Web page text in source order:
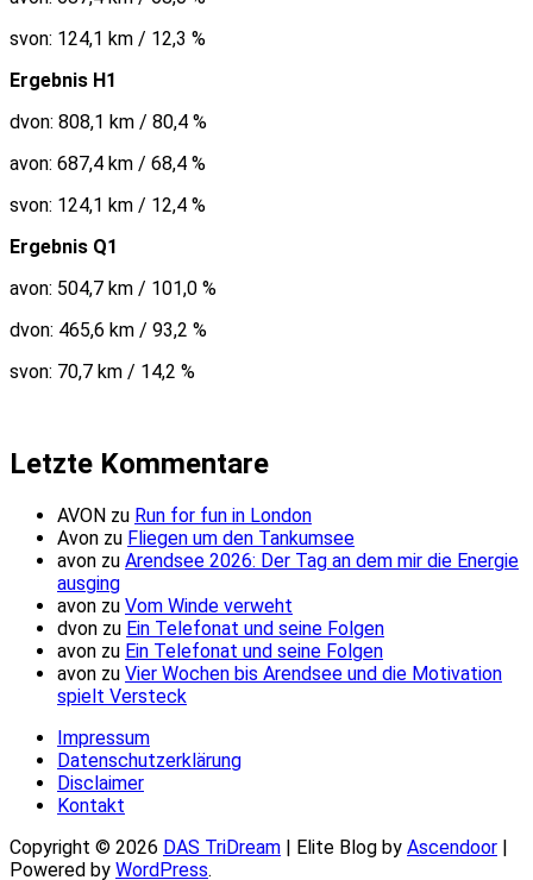
svon: 124,1 km / 12,3 %
Ergebnis H1
dvon: 808,1 km / 80,4 %
avon: 687,4 km / 68,4 %
svon: 124,1 km / 12,4 %
Ergebnis Q1
avon: 504,7 km / 101,0 %
dvon: 465,6 km / 93,2 %
svon: 70,7 km / 14,2 %
Letzte Kommentare
AVON zu Run for fun in London
Avon zu Fliegen um den Tankumsee
avon zu Arendsee 2026: Der Tag an dem mir die Energie
ausging
avon zu Vom Winde verweht
dvon zu Ein Telefonat und seine Folgen
avon zu Ein Telefonat und seine Folgen
avon zu Vier Wochen bis Arendsee und die Motivation
spielt Versteck
Impressum
Datenschutzerklärung
Disclaimer
Kontakt
Copyright © 2026 DAS TriDream | Elite Blog by Ascendoor
Powered by WordPress.